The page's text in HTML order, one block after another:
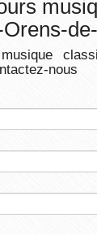
nous